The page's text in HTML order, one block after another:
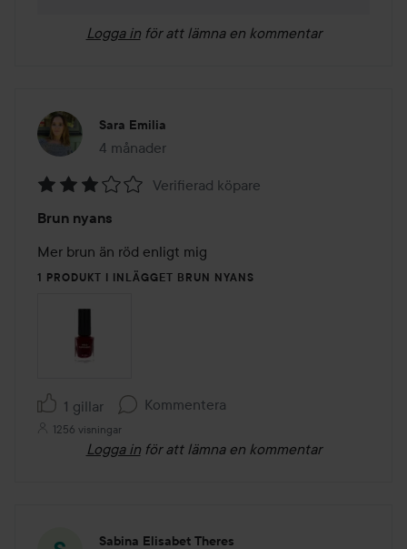
Logga in för att lämna en kommentar
Sara Emilia
4 månader
Inlägget skapades 4 månader
3
av
5
Verifierad köpare
Brun nyans
Mer brun än röd enligt mig
1 PRODUKT I INLÄGGET BRUN NYANS
1 gillar Kommentera
1256 visningar
Logga in för att lämna en kommentar
Sabina Elisabet Theres